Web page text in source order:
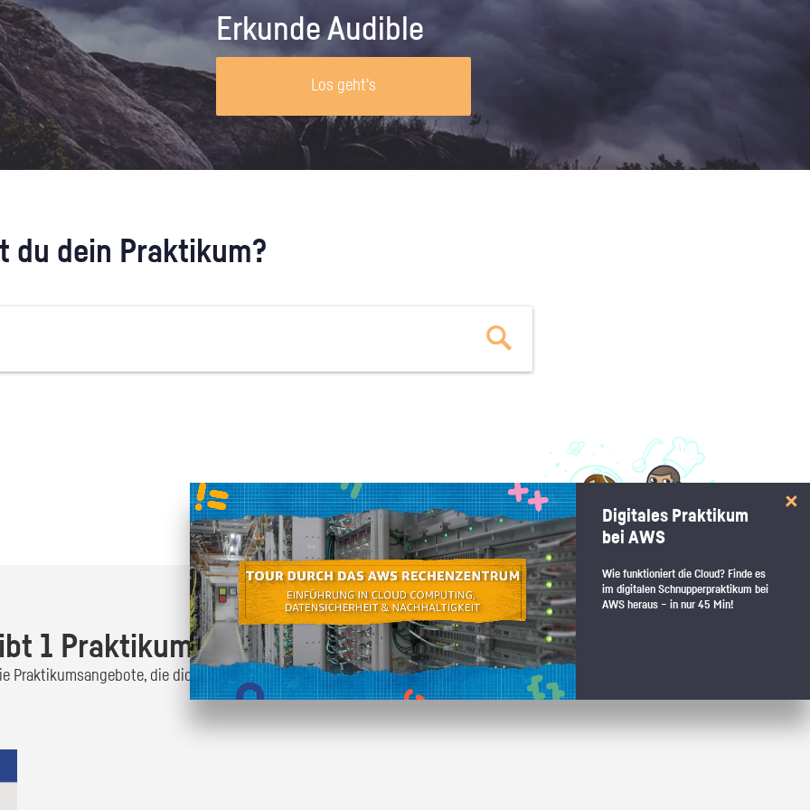
Unternehmen lohnt, wie man sich
vorbereitet und wie ein Vorab-Anruf
abläuft.
Erkunde Audible
Los geht's
du dein Praktikum?
Oder finde heraus was dich interessiert:
zum Stärkentest.
1 Praktikumsangebot!
Praktikumsangebote, die dich interessieren und bewirb dich wenn du den passenden Platz
Digitales Praktikum
bei AWS
Wie funktioniert die Cloud? Finde es
im digitalen Schnupperpraktikum bei
AWS heraus – in nur 45 Min!